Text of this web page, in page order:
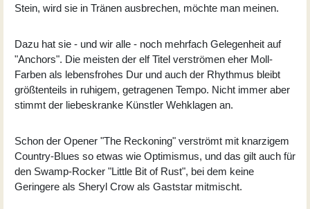
Stein, wird sie in Tränen ausbrechen, möchte man meinen.
Dazu hat sie - und wir alle - noch mehrfach Gelegenheit auf
"Anchors". Die meisten der elf Titel verströmen eher Moll-
Farben als lebensfrohes Dur und auch der Rhythmus bleibt
größtenteils in ruhigem, getragenen Tempo. Nicht immer aber
stimmt der liebeskranke Künstler Wehklagen an.
Schon der Opener "The Reckoning" verströmt mit knarzigem
Country-Blues so etwas wie Optimismus, und das gilt auch für
den Swamp-Rocker "Little Bit of Rust", bei dem keine
Geringere als Sheryl Crow als Gaststar mitmischt.